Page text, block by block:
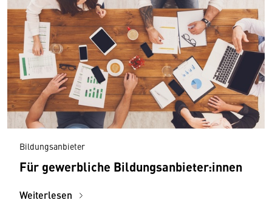
Bildungsanbieter
Für gewerbliche Bildungsanbieter:innen
Weiterlesen